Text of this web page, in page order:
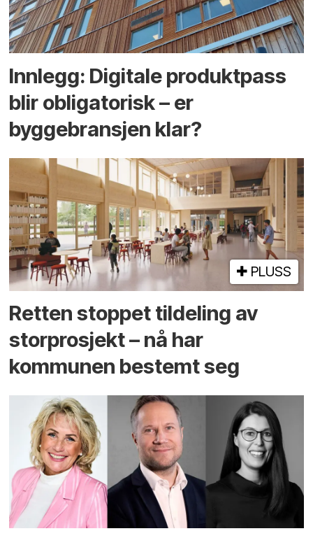
Innlegg: Digitale produktpass
blir obligatorisk – er
byggebransjen klar?
PLUSS
Retten stoppet tildeling av
storprosjekt – nå har
kommunen bestemt seg